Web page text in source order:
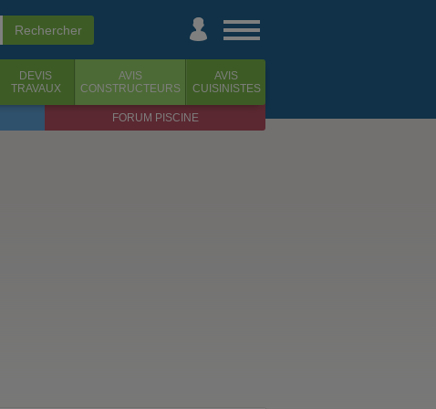
DEVIS
TRAVAUX
AVIS
CONSTRUCTEURS
AVIS
CUISINISTES
FORUM PISCINE